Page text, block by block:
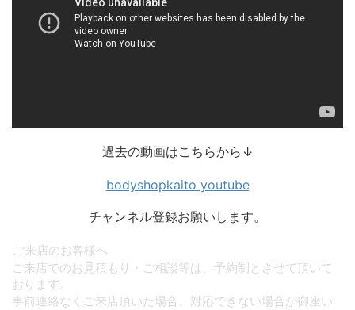
過去の動画はこちらから↓
bodyshopkaito youtube
チャンネル登録お願いします。
ご来店のお客様へ
ご来店でのお見積もり・ご相談等は、予約制とさせて頂いて
おります。
事前連絡なくご来店頂いた場合、対応できない場合が御座い